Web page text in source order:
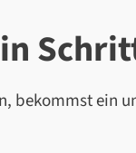
bekommst ein